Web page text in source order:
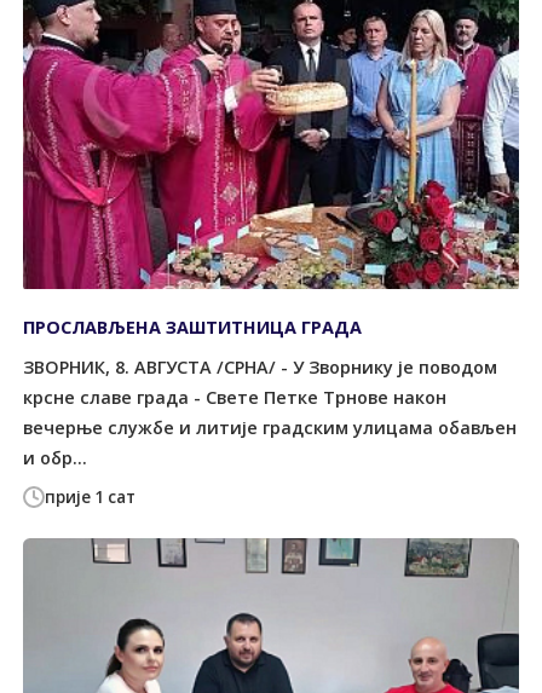
прије 1 сат
ПРОСЛАВЉЕНА ЗАШТИТНИЦА ГРАДА
ЗВОРНИК, 8. АВГУСТА /СРНА/ - У Зворнику је поводом
крсне славе града - Свете Петке Трнове након
вечерње службе и литије градским улицама обављен
и обр...